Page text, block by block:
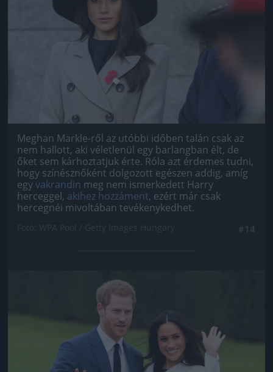
Meghan Markle-ről az utóbbi időben talán csak az
nem hallott, aki véletlenül egy barlangban élt, de
őket sem kárhoztatjuk érte. Róla azt érdemes tudni,
hogy színésznőként dolgozott egészen addig, amíg
egyvakrandin meg nem ismerkedett Harry
herceggel, akihez hozzáment, ezért már csak
hercegnéi mivoltában tevékenykedhet.
Jön még kép!